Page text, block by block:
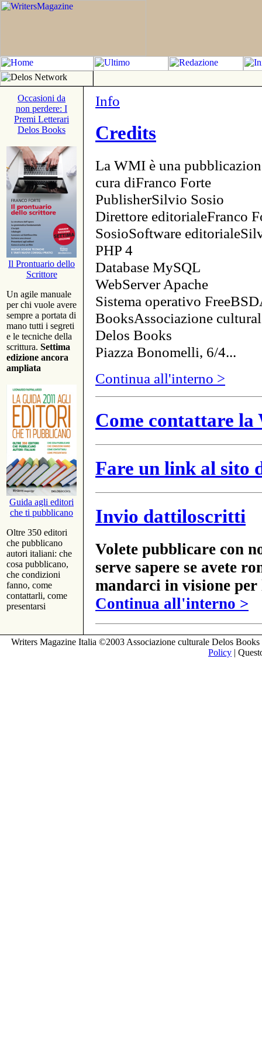
Occasioni da
non perdere: I
Premi Letterari
Delos Books
Il Prontuario dello
Scrittore
Un agile manuale
per chi vuole avere
sempre a portata di
mano tutti i segreti
e le tecniche della
scrittura. Settima
edizione ancora
ampliata
Guida agli editori
che ti pubblicano
Oltre 350 editori
che pubblicano
autori italiani: che
cosa pubblicano,
che condizioni
fanno, come
contattarli, come
presentarsi
Info
Credits
La WMI è una
cura diFranco Forte
PublisherSilvio Sosio
Direttore editorialeFranco
SosioSoftware
PHP 4
Database MySQL
WebServer Apache
Sistema operativo
BooksAssociazione
Delos Books
Piazza Bonomelli, 6/4...
Continua all'interno >
Come contattare
Fare un link al sito
Invio dattiloscritti
Volete pubblicare con
serve sapere se avete
mandarci in visione
Continua all'interno >
Writers Magazine Italia ©2003 Associazione culturale Delos
Policy |